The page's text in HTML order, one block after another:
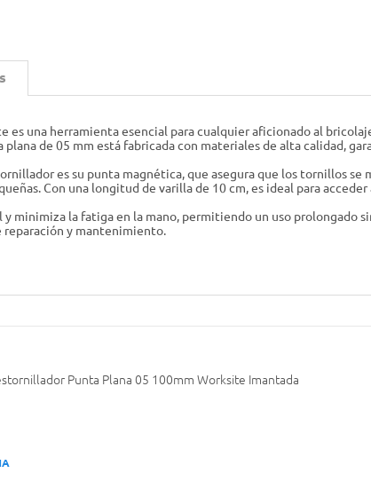
es una herramienta esencial para cualquier aficionado al
de 05 mm está fabricada con materiales de alta calidad,
es su punta magnética, que asegura que los tornillos
Con una longitud de varilla de 10 cm, es ideal para
minimiza la fatiga en la mano, permitiendo un uso prolongado
reparación y mantenimiento.
Punta Plana 05 100mm Worksite Imantada